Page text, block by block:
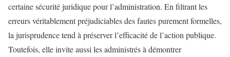
certaine sécurité juridique pour l’administration. En filtrant les
erreurs véritablement préjudiciables des fautes purement formelles,
la jurisprudence tend à préserver l’efficacité de l’action publique.
Toutefois, elle invite aussi les administrés à démontrer